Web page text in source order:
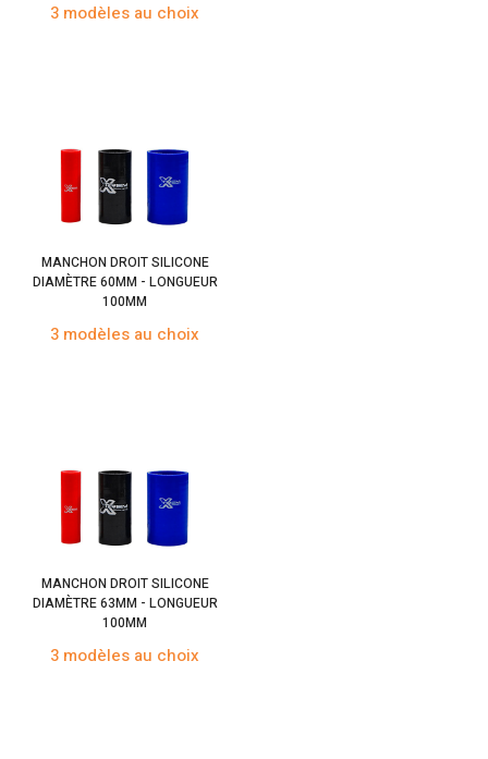
3 modèles au choix
MANCHON DROIT SILICONE
DIAMÈTRE 60MM - LONGUEUR
100MM
3 modèles au choix
MANCHON DROIT SILICONE
DIAMÈTRE 63MM - LONGUEUR
100MM
3 modèles au choix